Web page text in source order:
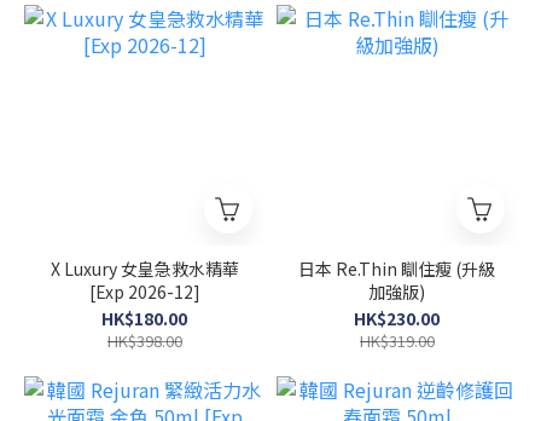
X Luxury 女皇急救水精華
[Exp 2026-12]
HK$180.00
HK$398.00
日本 Re.Thin 瞓住瘦 (升級
加強版)
HK$230.00
HK$319.00